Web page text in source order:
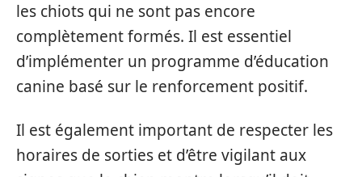
les chiots qui ne sont pas encore
complètement formés. Il est essentiel
d’implémenter un programme d’éducation
canine basé sur le renforcement positif.
Il est également important de respecter les
horaires de sorties et d’être vigilant aux